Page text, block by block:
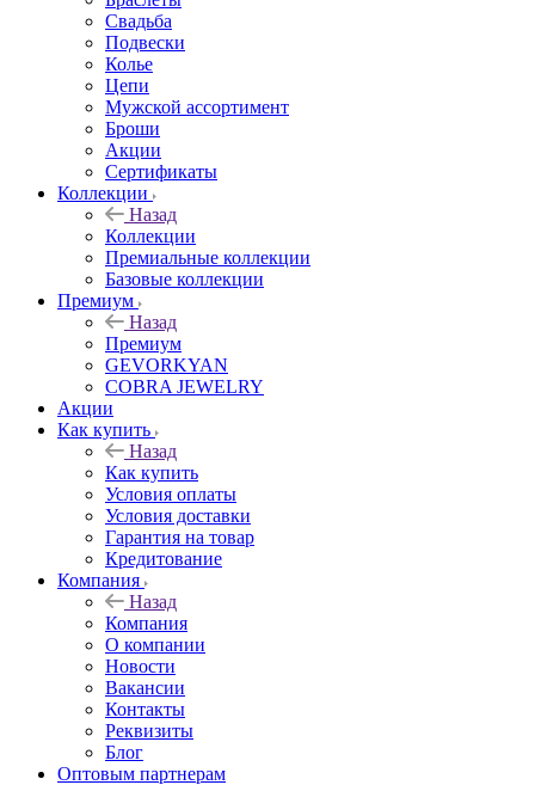
Свадьба
Подвески
Колье
Цепи
Мужской ассортимент
Броши
Акции
Сертификаты
Коллекции
Назад
Коллекции
Премиальные коллекции
Базовые коллекции
Премиум
Назад
Премиум
GEVORKYAN
COBRA JEWELRY
Акции
Как купить
Назад
Как купить
Условия оплаты
Условия доставки
Гарантия на товар
Кредитование
Компания
Назад
Компания
О компании
Новости
Вакансии
Контакты
Реквизиты
Блог
Оптовым партнерам